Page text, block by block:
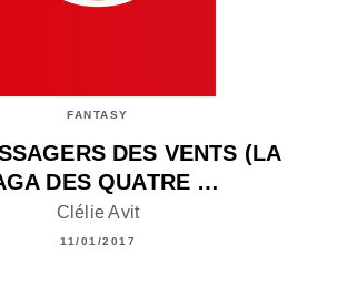
FANTASY
DES VENTS (LA
DES QUATRE …
Clélie Avit
11/01/2017